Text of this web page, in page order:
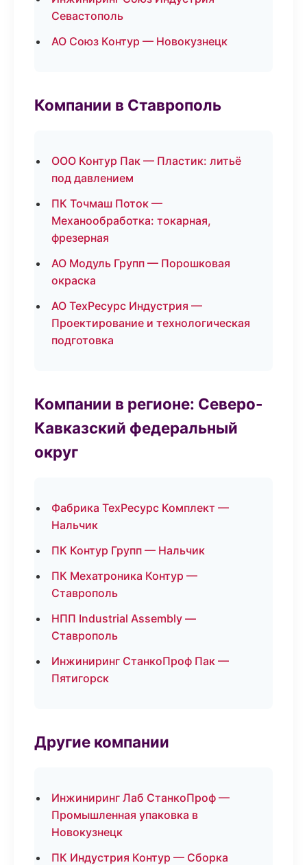
Севастополь
АО Союз Контур — Новокузнецк
Компании в Ставрополь
ООО Контур Пак — Пластик: литьё
под давлением
ПК Точмаш Поток —
Механообработка: токарная,
фрезерная
АО Модуль Групп — Порошковая
окраска
АО ТехРесурс Индустрия —
Проектирование и технологическая
подготовка
Компании в регионе: Северо-
Кавказский федеральный
округ
Фабрика ТехРесурс Комплект —
Нальчик
ПК Контур Групп — Нальчик
ПК Мехатроника Контур —
Ставрополь
НПП Industrial Assembly —
Ставрополь
Инжиниринг СтанкоПроф Пак —
Пятигорск
Другие компании
Инжиниринг Лаб СтанкоПроф —
Промышленная упаковка в
Новокузнецк
ПК Индустрия Контур — Сборка